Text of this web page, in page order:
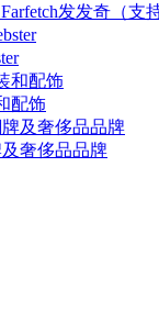
发发奇（支
配饰
奢侈品品牌